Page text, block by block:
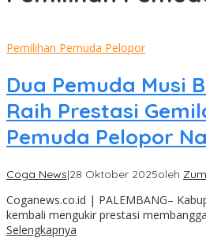
Pemilihan Pemuda Pelopor
Dua Pemuda Musi
Raih Prestasi
Pemuda Pelopor
Coga News|28 Oktober 2025oleh
Coganews.co.id | PALEMBANG–
kembali mengukir prestasi
Selengkapnya